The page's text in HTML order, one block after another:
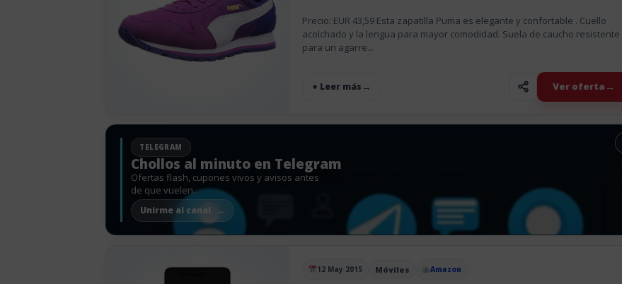
Precio: EUR 43,59 Esta zapatilla Puma es elegante y confortable . Cuello
acolchado y la lengua para mayor comodidad. Suela de caucho resistente
para un agarre...
+ Leer más Ver oferta
TELEGRAM
Chollos al minuto en Telegram
Ofertas flash, cupones vivos y avisos antes
de que vuelen.
Unirme al canal
Publicado el
12 May 2015 Móviles Amazon